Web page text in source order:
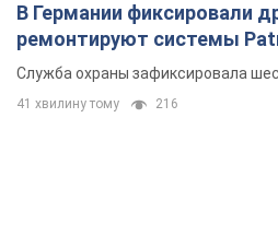
В Германии фиксировали
ремонтируют системы
Служба охраны зафиксировала
41 хвилину тому 216